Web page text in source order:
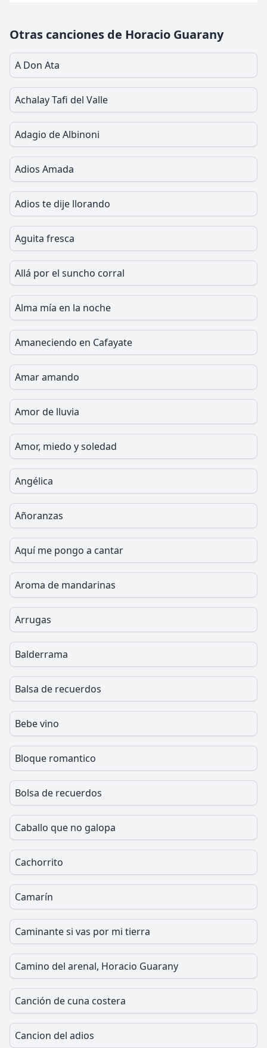
Otras canciones de Horacio Guarany
A Don Ata
Achalay Tafi del Valle
Adagio de Albinoni
Adios Amada
Adios te dije llorando
Aguita fresca
Allá por el suncho corral
Alma mía en la noche
Amaneciendo en Cafayate
Amar amando
Amor de lluvia
Amor, miedo y soledad
Angélica
Añoranzas
Aquí me pongo a cantar
Aroma de mandarinas
Arrugas
Balderrama
Balsa de recuerdos
Bebe vino
Bloque romantico
Bolsa de recuerdos
Caballo que no galopa
Cachorrito
Camarín
Caminante si vas por mi tierra
Camino del arenal, Horacio Guarany
Canción de cuna costera
Cancion del adios